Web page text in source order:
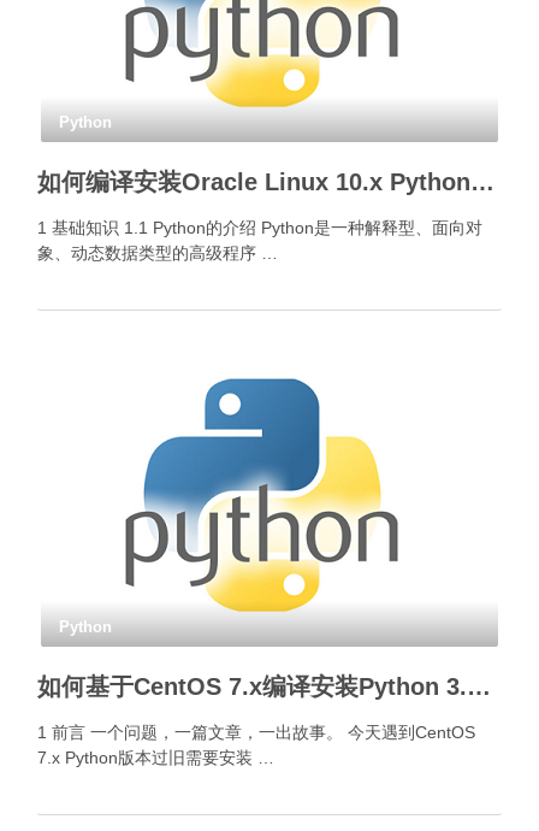
Python
如何编译安装Oracle Linux 10.x Python3？
1 基础知识 1.1 Python的介绍 Python是一种解释型、面向对
象、动态数据类型的高级程序 …
Python
如何基于CentOS 7.x编译安装Python 3.10.0？
1 前言 一个问题，一篇文章，一出故事。 今天遇到CentOS
7.x Python版本过旧需要安装 …